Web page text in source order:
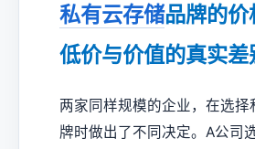
私有云存储品牌的价
低价与价值的真实差
两家同样规模的企业，在选择
牌时做出了不同决定。A公司